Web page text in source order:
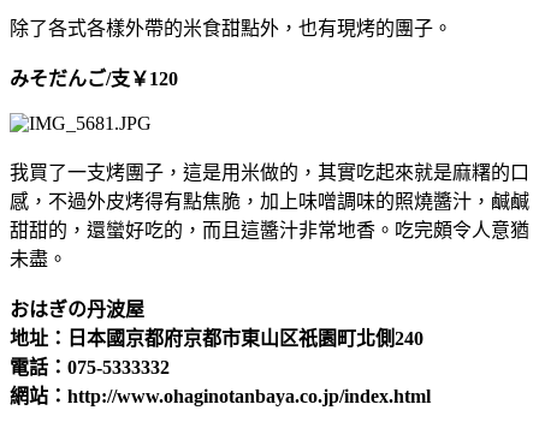
除了各式各樣外帶的米食甜點外，也有現烤的團子。
みそだんご/支￥120
我買了一支烤團子，這是用米做的，其實吃起來就是麻糬的口
感，不過外皮烤得有點焦脆，加上味噌調味的照燒醬汁，鹹鹹
甜甜的，還蠻好吃的，而且這醬汁非常地香。吃完頗令人意猶
未盡。
おはぎの丹波屋
地址：日本國京都府京都市東山区祇園町北側240
電話：075-5333332
網站：http://www.ohaginotanbaya.co.jp/index.html